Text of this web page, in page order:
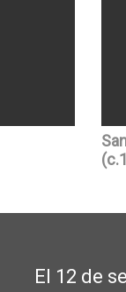
Entrada
El 12 de